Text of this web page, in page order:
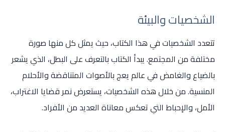
الشخصيات والبيئة
تتعدد الشخصيات في هذا الكتاب، حيث يمثل كل منها صورة
مختلفة من المجتمع. يبدأ الكتاب بالتعرف على البطل، الذي يشعر
بالضياع والغامض في عالم يعج بالأصوات المتناقضة والأحلام
المنسية. من خلال هذه الشخصيات، يستعرض نمر قضايا الاغتراب،
الأمل، والإحباط التي تعكس معاناة العديد من الأفراد.